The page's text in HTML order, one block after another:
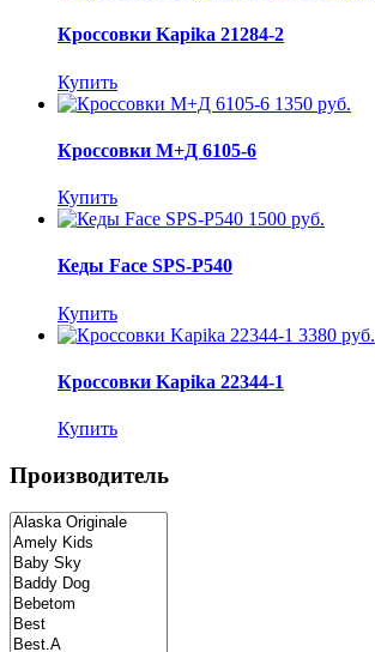
Кроссовки Kapika 21284-2
Купить
1350 руб.
Кроссовки М+Д 6105-6
Купить
1500 руб.
Кеды Face SPS-P540
Купить
3380 руб.
Кроссовки Kapika 22344-1
Купить
Производитель